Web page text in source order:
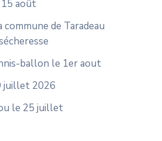
août
commune de Taradeau
ballon le 1er aout
juillet 2026
le 25 juillet